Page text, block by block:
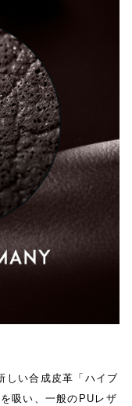
しい合成皮革「ハイブ
吸い、一般のPUレザ